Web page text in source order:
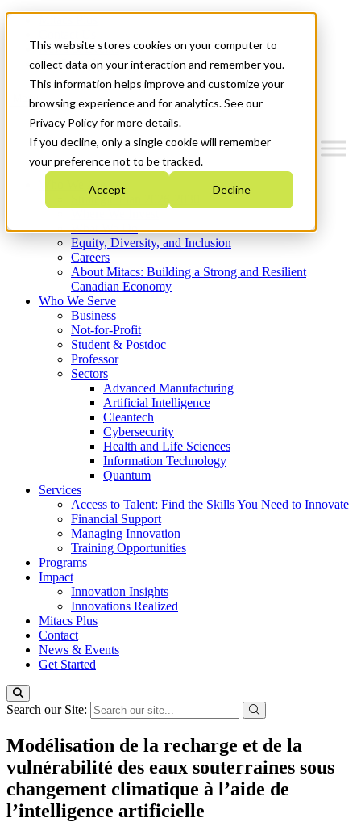
This website stores cookies on your computer to
collect data on your interaction and remember you.
This information helps improve and customize your
browsing experience and for analytics. See our
Privacy Policy for more details.
If you decline, only a single cookie will remember
your preference not to be tracked.
Accept Decline
News & Events
Get Started
Menu
Who We Are
Strategic Plan 2026-2030
What We Do
Equity, Diversity, and Inclusion
Careers
About Mitacs: Building a Strong and Resilient
Canadian Economy
Who We Serve
Business
Not-for-Profit
Student & Postdoc
Professor
Sectors
Advanced Manufacturing
Artificial Intelligence
Cleantech
Cybersecurity
Health and Life Sciences
Information Technology
Quantum
Services
Access to Talent: Find the Skills You Need to Innovate
Financial Support
Managing Innovation
Training Opportunities
Programs
Impact
Innovation Insights
Innovations Realized
Mitacs Plus
Contact
News & Events
Get Started
Search our Site:
Modélisation de la recharge et de la
vulnérabilité des eaux souterraines sous
changement climatique à l’aide de
l’intelligence artificielle